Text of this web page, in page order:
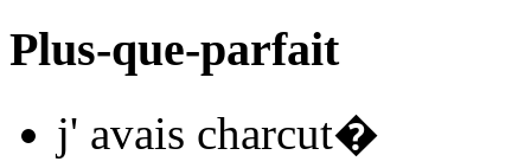
Plus-que-parfait
j' avais charcut�